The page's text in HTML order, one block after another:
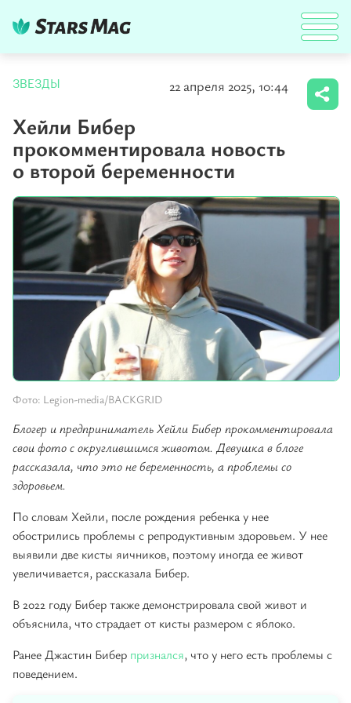
ЗВЕЗДЫ 22 апреля 2025, 10:44
Хейли Бибер
прокомментировала новость
о второй беременности
Фото: Legion-media/BACKGRID
Блогер и предприниматель Хейли Бибер прокомментировала
свои фото с округлившимся животом. Девушка в блоге
рассказала, что это не беременность, а проблемы со
здоровьем.
По словам Хейли, после рождения ребенка у нее
обострились проблемы с репродуктивным здоровьем. У нее
выявили две кисты яичников, поэтому иногда ее живот
увеличивается, рассказала Бибер.
В 2022 году Бибер также демонстрировала свой живот и
объяснила, что страдает от кисты размером с яблоко.
Ранее Джастин Бибер признался, что у него есть проблемы с
поведением.